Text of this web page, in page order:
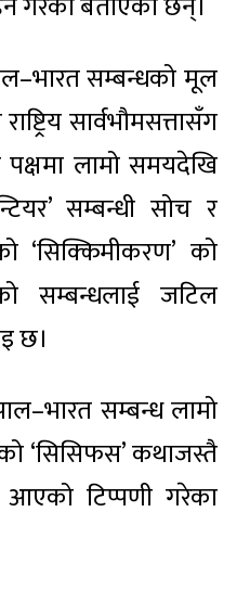
सम्बन्धको मूल
सार्वभौमसत्तासँग
लामो समयदेखि
सम्बन्धी सोच र
‘सिक्किमीकरण’ को
सम्बन्धलाई जटिल
छ।
सम्बन्ध लामो
‘सिसिफस’ कथाजस्तै
टिप्पणी गरेका